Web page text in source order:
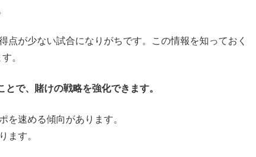
点が少ない試合になりがちです。この情報を知っておく
。
で、賭けの戦略を強化できます。
速める傾向があります。
ます。